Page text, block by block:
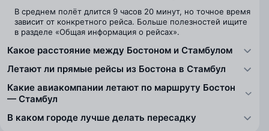
В среднем полёт длится 9 часов 20 минут, но точное время
зависит от конкретного рейса. Больше полезностей ищите
в разделе «Общая информация о рейсах».
Какое расстояние между Бостоном и Стамбулом
Летают ли прямые рейсы из Бостона в Стамбул
Какие авиакомпании летают по маршруту Бостон
— Стамбул
В каком городе лучше делать пересадку